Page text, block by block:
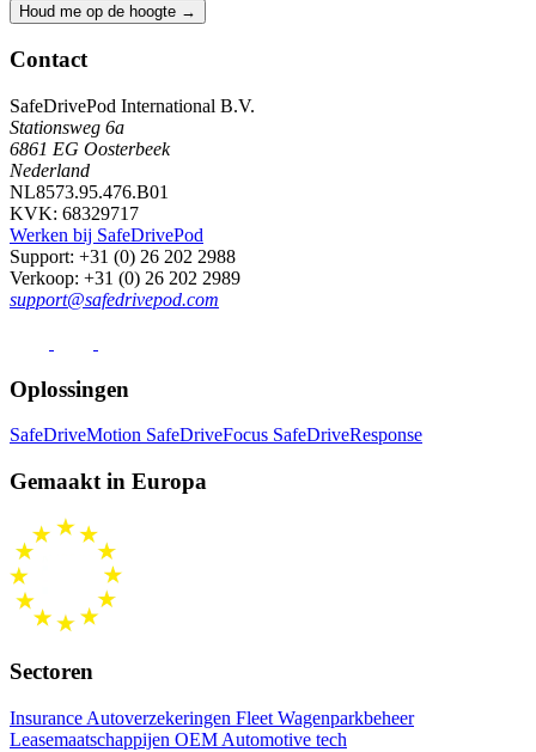
Houd me op de hoogte →
Contact
SafeDrivePod International B.V.
Stationsweg 6a
6861 EG Oosterbeek
Nederland
NL8573.95.476.B01
KVK: 68329717
Werken bij SafeDrivePod
Support: +31 (0) 26 202 2988
Verkoop: +31 (0) 26 202 2989
support@safedrivepod.com
Oplossingen
SafeDriveMotion SafeDriveFocus SafeDriveResponse
Gemaakt in Europa
Sectoren
Insurance Autoverzekeringen Fleet Wagenparkbeheer
Leasemaatschappijen OEM Automotive tech